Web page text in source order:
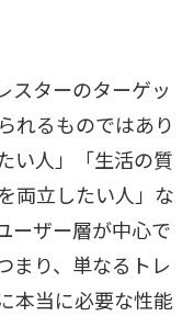
スターのターゲッ
れるものではあり
い人」「生活の質
両立したい人」な
ーザー層が中心で
まり、単なるトレ
本当に必要な性能